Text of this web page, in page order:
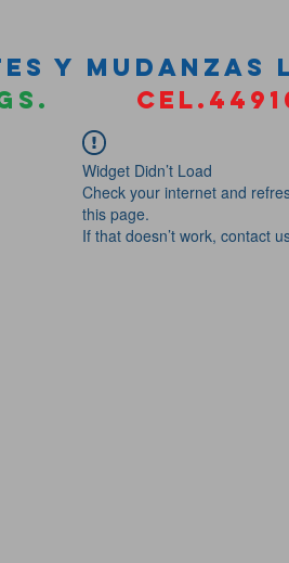
Y MUDANZAS
AGS.
Widget Didn’t Load
Check your internet and
this page.
If that doesn’t work, contact